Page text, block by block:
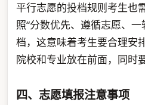
平行志愿的投档规则考生也
照“分数优先、遵循志愿、
档，这意味着考生要合理安
院校和专业放在前面，同时
四、志愿填报注意事项